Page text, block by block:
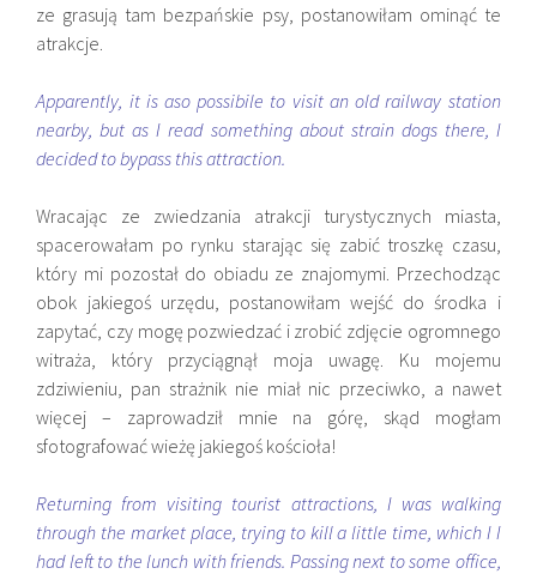
ze grasują tam bezpańskie psy, postanowiłam ominąć te
atrakcje.
Apparently, it is aso possibile to visit an old railway station
nearby, but as I read something about strain dogs there, I
decided to bypass this attraction.
Wracając ze zwiedzania atrakcji turystycznych miasta,
spacerowałam po rynku starając się zabić troszkę czasu,
który mi pozostał do obiadu ze znajomymi. Przechodząc
obok jakiegoś urzędu, postanowiłam wejść do środka i
zapytać, czy mogę pozwiedzać i zrobić zdjęcie ogromnego
witraża, który przyciągnął moja uwagę. Ku mojemu
zdziwieniu, pan strażnik nie miał nic przeciwko, a nawet
więcej – zaprowadził mnie na górę, skąd mogłam
sfotografować wieżę jakiegoś kościoła!
Returning from visiting tourist attractions, I was walking
through the market place, trying to kill a little time, which I I
had left to the lunch with friends. Passing next to some office,